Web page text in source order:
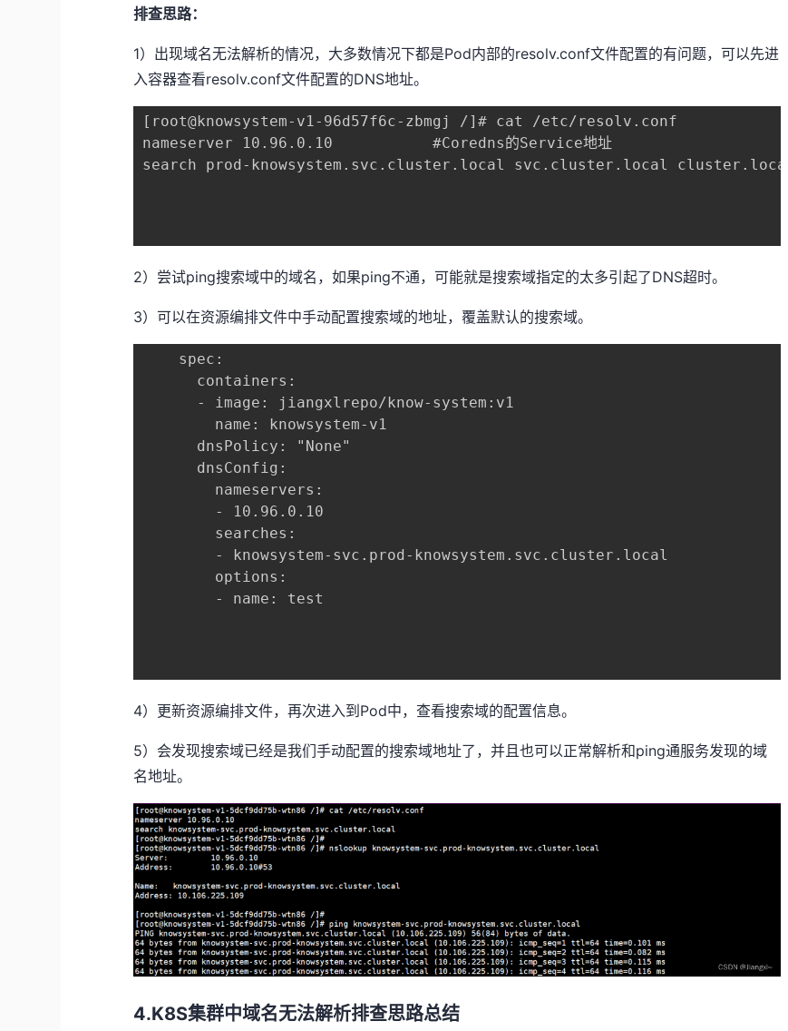
排查思路：
1）出现域名无法解析的情况，大多数情况下都是Pod内部的resolv.conf文件配置的有问题，可以先进
入容器查看resolv.conf文件配置的DNS地址。
[root@knowsystem-v1-96d57f6c-zbmgj /]# cat /etc/resolv.conf
nameserver 10.96.0.10			#Coredns的Service地址
search prod-knowsystem.svc.cluster.local svc.cluster.local cluster.local			#搜索域，自动配置
2）尝试ping搜索域中的域名，如果ping不通，可能就是搜索域指定的太多引起了DNS超时。
3）可以在资源编排文件中手动配置搜索域的地址，覆盖默认的搜索域。
    spec:
      containers:
      - image: jiangxlrepo/know-system:v1
        name: knowsystem-v1
      dnsPolicy: "None"
      dnsConfig:
        nameservers:
        - 10.96.0.10
        searches:
        - knowsystem-svc.prod-knowsystem.svc.cluster.local
        options:
        - name: test
4）更新资源编排文件，再次进入到Pod中，查看搜索域的配置信息。
5）会发现搜索域已经是我们手动配置的搜索域地址了，并且也可以正常解析和ping通服务发现的域
名地址。
4.K8S集群中域名无法解析排查思路总结